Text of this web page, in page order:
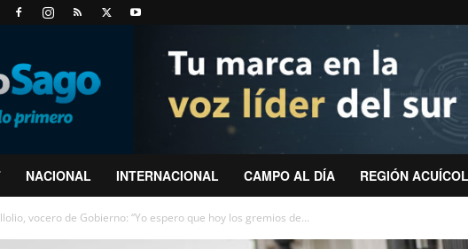
NACIONAL INTERNACIONAL CAMPO AL DÍA REGIÓN
vocero de Gobierno: “Yo espero que hoy los gremios de...